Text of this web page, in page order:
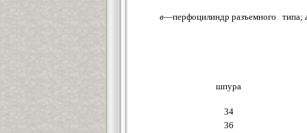
в—перфоцилиндр разъемного типа;
шпура
34
36